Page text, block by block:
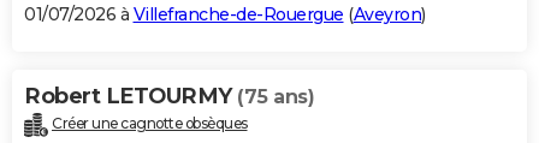
BONS PLANS
Carte de Noël
Carte Bonne année
Carte Saint-Valentin
Carte Pâques
Carte d'anniversaire
DICTIONNAIRE
01/07/2026 à Villefranche-de-Rouergue (Aveyron)
Robert LETOURMY (75 ans)
Créer une cagnotte obsèques